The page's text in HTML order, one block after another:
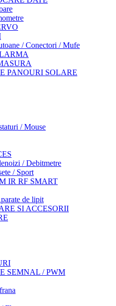
/ Conectori / Mufe
PANOURI SOLARE
/ Mouse
/ Debitmetre
/ Sport
IR RF SMART
de lipit
SI ACCESORII
SEMNAL / PWM